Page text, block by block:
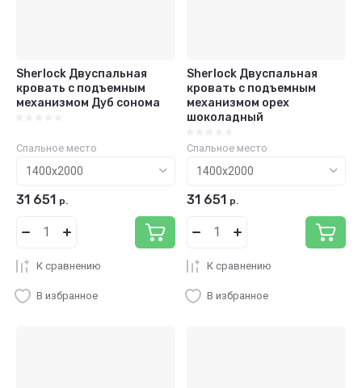
Sherlock Двуспальная
кровать с подъемным
механизмом Дуб сонома
Спальное место
31 651 р.
К сравнению
В избранное
Sherlock Двуспальная
кровать с подъемным
механизмом орех
шоколадный
Спальное место
31 651 р.
К сравнению
В избранное